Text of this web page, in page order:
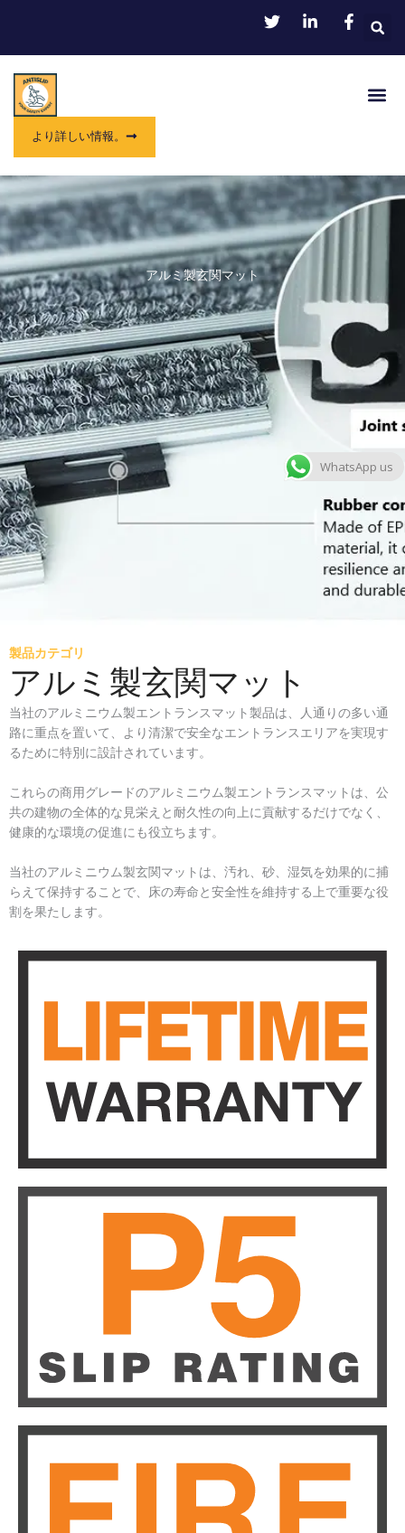
メ
ニ
より詳しい情報。
アルミ製玄関マット
製品カテゴリ
アルミ製玄関マット
当社のアルミニウム製エントランスマット製品は、人通りの多い通
路に重点を置いて、より清潔で安全なエントランスエリアを実現す
るために特別に設計されています。
これらの商用グレードのアルミニウム製エントランスマットは、公
共の建物の全体的な見栄えと耐久性の向上に貢献するだけでなく、
健康的な環境の促進にも役立ちます。
当社のアルミニウム製玄関マットは、汚れ、砂、湿気を効果的に捕
らえて保持することで、床の寿命と安全性を維持する上で重要な役
割を果たします。
WhatsApp us